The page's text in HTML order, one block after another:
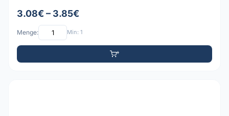
3.08€ – 3.85€
Menge: Min: 1